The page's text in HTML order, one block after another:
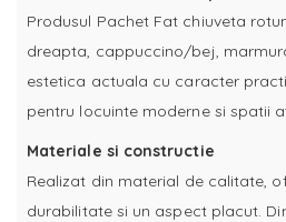
Produsul Pachet Fat chiuveta
dreapta, cappuccino/bej,
estetica actuala cu caracter
pentru locuinte moderne si spatii
Materiale si constructie
Realizat din material de calitate,
durabilitate si un aspect placut.